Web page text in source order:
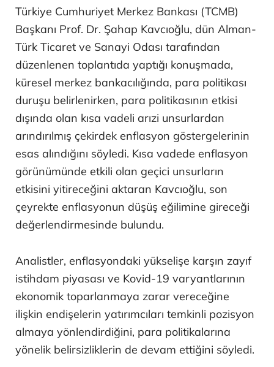
Türkiye Cumhuriyet Merkez Bankası (TCMB)
Başkanı Prof. Dr. Şahap Kavcıoğlu, dün Alman-
Türk Ticaret ve Sanayi Odası tarafından
düzenlenen toplantıda yaptığı konuşmada,
küresel merkez bankacılığında, para politikası
duruşu belirlenirken, para politikasının etkisi
dışında olan kısa vadeli arızi unsurlardan
arındırılmış çekirdek enflasyon göstergelerinin
esas alındığını söyledi. Kısa vadede enflasyon
görünümünde etkili olan geçici unsurların
etkisini yitireceğini aktaran Kavcıoğlu, son
çeyrekte enflasyonun düşüş eğilimine gireceği
değerlendirmesinde bulundu.
Analistler, enflasyondaki yükselişe karşın zayıf
istihdam piyasası ve Kovid-19 varyantlarının
ekonomik toparlanmaya zarar vereceğine
ilişkin endişelerin yatırımcıları temkinli pozisyon
almaya yönlendirdiğini, para politikalarına
yönelik belirsizliklerin de devam ettiğini söyledi.